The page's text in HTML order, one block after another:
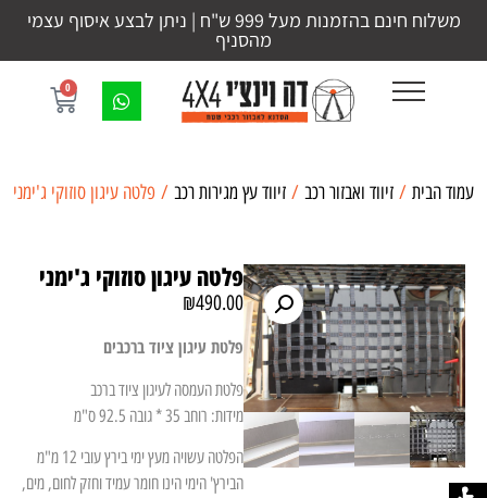
משלוח חינם בהזמנות מעל 999 ש"ח | ניתן לבצע איסוף עצמי
מהסניף
0
עמוד הבית / זיווד ואבזור רכב / זיווד עץ מגירות רכב / פלטה עיגון סוזוקי ג'ימני
פלטה עיגון סוזוקי ג'ימני
₪490.00
פלטת עיגון ציוד ברכבים
פלטת העמסה לעיגון ציוד ברכב
מידות: רוחב 35 * גובה 92.5 ס"מ
הפלטה עשויה מעץ ימי בירץ עובי 12 מ"מ
הבירץ' הימי הינו חומר עמיד וחזק לחום, מים,